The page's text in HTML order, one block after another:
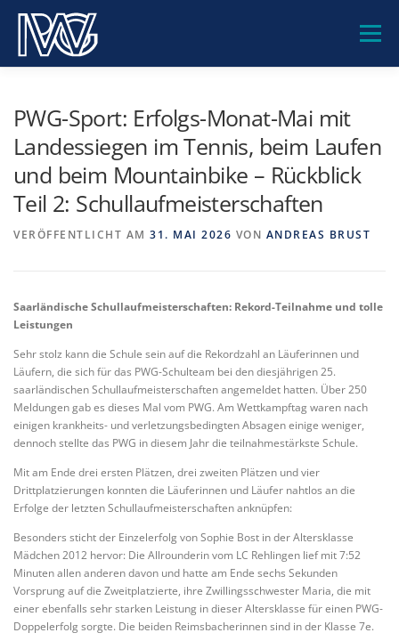
springen
Menü
BILDUNGSANGEBOTE BERATUNG SERVICE
KONTAKT
PWG-Sport: Erfolgs-Monat-Mai mit
Landessiegen im Tennis, beim Laufen
und beim Mountainbike – Rückblick
Teil 2: Schullaufmeisterschaften
VERÖFFENTLICHT AM 31. MAI 2026 VON ANDREAS BRUST
Saarländische Schullaufmeisterschaften: Rekord-Teilnahme und tolle
Leistungen
Sehr stolz kann die Schule sein auf die Rekordzahl an Läuferinnen und
Läufern, die sich für das PWG-Schulteam bei den diesjährigen 25.
saarländischen Schullaufmeisterschaften angemeldet hatten. Über 250
Meldungen gab es dieses Mal vom PWG. Am Wettkampftag waren nach
einigen krankheits- und verletzungsbedingten Absagen einige weniger,
dennoch stellte das PWG in diesem Jahr die teilnahmestärkste Schule.
Mit am Ende drei ersten Plätzen, drei zweiten Plätzen und vier
Drittplatzierungen konnten die Läuferinnen und Läufer nahtlos an die
Erfolge der letzten Schullaufmeisterschaften anknüpfen:
Besonders sticht der Einzelerfolg von Sophie Bost in der Altersklasse
Mädchen 2012 hervor: Die Allrounderin vom LC Rehlingen lief mit 7:52
Minuten allen anderen davon und hatte am Ende sechs Sekunden
Vorsprung auf die Zweitplatzierte, ihre Zwillingsschwester Maria, die mit
einer ebenfalls sehr starken Leistung in dieser Altersklasse für einen PWG-
Doppelerfolg sorgte. Die beiden Reimsbacherinnen sind in der Klasse 7e.